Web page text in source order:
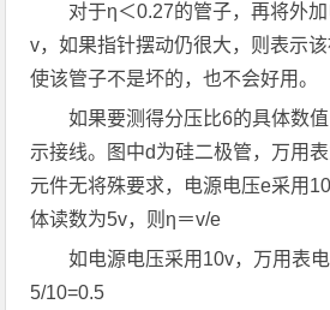
对于η＜0.27的管子，再将外
v，如果指针摆动仍很大，则表示
使该管子不是坏的，也不会好用。
如果要测得分压比6的具体数
示接线。图中d为硅二极管，万用
元件无将殊要求，电源电压e采用
体读数为5v，则η＝v/e
如电源电压采用10v，万用表
5/10=0.5